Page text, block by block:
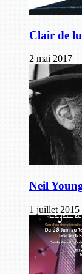
Clair de
2 mai 2017
Neil
1 juillet 2015